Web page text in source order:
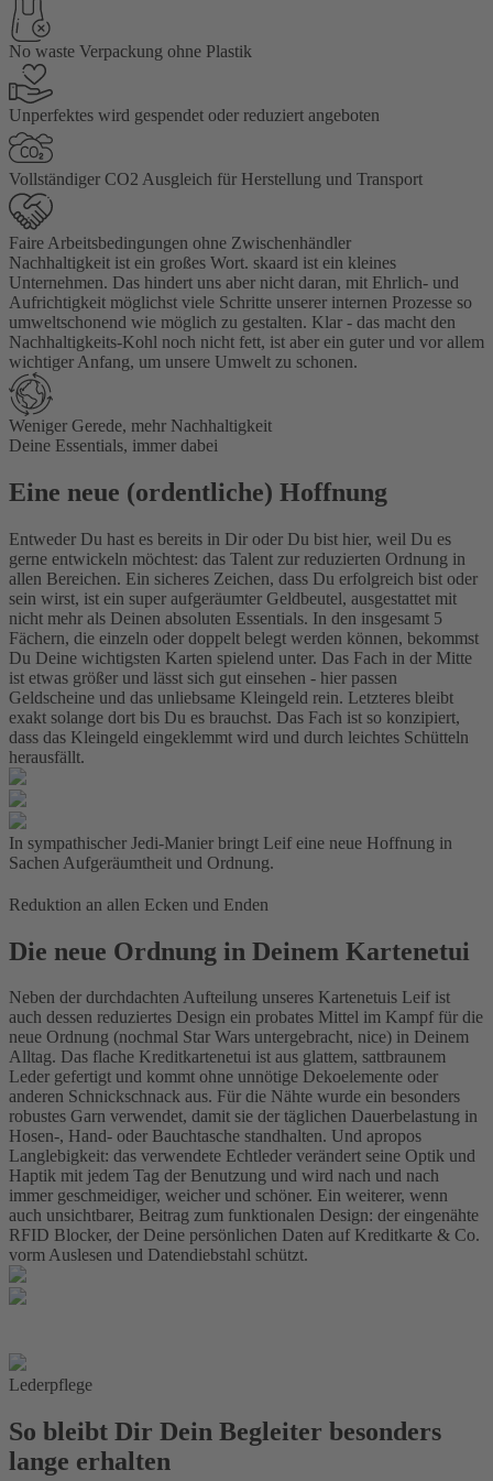
No waste Verpackung ohne Plastik
Unperfektes wird gespendet oder reduziert angeboten
Vollständiger CO2 Ausgleich für Herstellung und Transport
Faire Arbeitsbedingungen ohne Zwischenhändler
Nachhaltigkeit ist ein großes Wort. skaard ist ein kleines
Unternehmen. Das hindert uns aber nicht daran, mit Ehrlich- und
Aufrichtigkeit möglichst viele Schritte unserer internen Prozesse so
umweltschonend wie möglich zu gestalten. Klar - das macht den
Nachhaltigkeits-Kohl noch nicht fett, ist aber ein guter und vor allem
wichtiger Anfang, um unsere Umwelt zu schonen.
Weniger Gerede, mehr Nachhaltigkeit
Deine Essentials, immer dabei
Eine neue (ordentliche) Hoffnung
Entweder Du hast es bereits in Dir oder Du bist hier, weil Du es
gerne entwickeln möchtest: das Talent zur reduzierten Ordnung in
allen Bereichen. Ein sicheres Zeichen, dass Du erfolgreich bist oder
sein wirst, ist ein super aufgeräumter Geldbeutel, ausgestattet mit
nicht mehr als Deinen absoluten Essentials. In den insgesamt 5
Fächern, die einzeln oder doppelt belegt werden können, bekommst
Du Deine wichtigsten Karten spielend unter. Das Fach in der Mitte
ist etwas größer und lässt sich gut einsehen - hier passen
Geldscheine und das unliebsame Kleingeld rein. Letzteres bleibt
exakt solange dort bis Du es brauchst. Das Fach ist so konzipiert,
dass das Kleingeld eingeklemmt wird und durch leichtes Schütteln
herausfällt.
In sympathischer Jedi-Manier bringt Leif eine neue Hoffnung in
Sachen Aufgeräumtheit und Ordnung.
Reduktion an allen Ecken und Enden
Die neue Ordnung in Deinem Kartenetui
Neben der durchdachten Aufteilung unseres Kartenetuis Leif ist
auch dessen reduziertes Design ein probates Mittel im Kampf für die
neue Ordnung (nochmal Star Wars untergebracht, nice) in Deinem
Alltag. Das flache Kreditkartenetui ist aus glattem, sattbraunem
Leder gefertigt und kommt ohne unnötige Dekoelemente oder
anderen Schnickschnack aus. Für die Nähte wurde ein besonders
robustes Garn verwendet, damit sie der täglichen Dauerbelastung in
Hosen-, Hand- oder Bauchtasche standhalten. Und apropos
Langlebigkeit: das verwendete Echtleder verändert seine Optik und
Haptik mit jedem Tag der Benutzung und wird nach und nach
immer geschmeidiger, weicher und schöner. Ein weiterer, wenn
auch unsichtbarer, Beitrag zum funktionalen Design: der eingenähte
RFID Blocker, der Deine persönlichen Daten auf Kreditkarte & Co.
vorm Auslesen und Datendiebstahl schützt.
Lederpflege
So bleibt Dir Dein Begleiter besonders
lange erhalten